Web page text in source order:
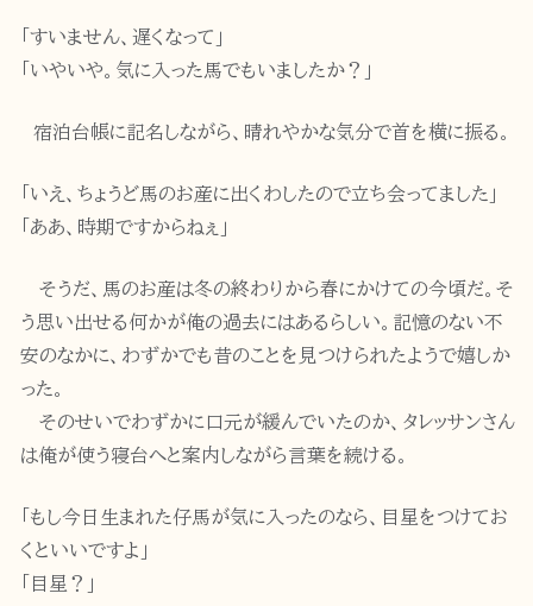
「すいません、遅くなって」
「いやいや。気に入った馬でもいましたか？」
宿泊台帳に記名しながら、晴れやかな気分で首を横に振る。
「いえ、ちょうど馬のお産に出くわしたので立ち会ってました」
「ああ、時期ですからねぇ」
そうだ、馬のお産は冬の終わりから春にかけての今頃だ。そ
う思い出せる何かが俺の過去にはあるらしい。記憶のない不
安のなかに、わずかでも昔のことを見つけられたようで嬉しか
った。
そのせいでわずかに口元が緩んでいたのか、タレッサンさん
は俺が使う寝台へと案内しながら言葉を続ける。
「もし今日生まれた仔馬が気に入ったのなら、目星をつけてお
くといいですよ」
「目星？」